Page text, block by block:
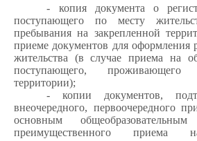
- копия документа о
поступающего по месту
пребывания на закрепленной
приеме документов для оформления
жительства (в случае приема на
поступающего, проживающего
территории);
- копии документов,
внеочередного, первоочередного
основным
преимущественного